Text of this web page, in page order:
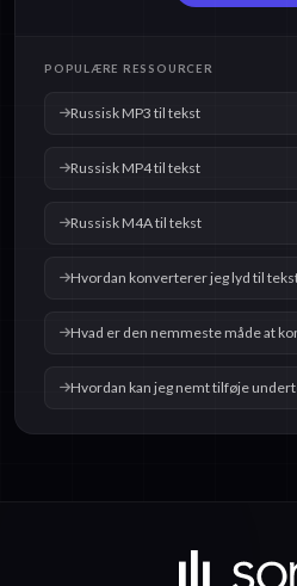
POPULÆRE RESSOURCER
Russisk MP3 til tekst
Russisk MP4 til tekst
Russisk M4A til tekst
Hvordan konverterer jeg lyd til
Hvad er den nemmeste måde at
Hvordan kan jeg nemt tilføje